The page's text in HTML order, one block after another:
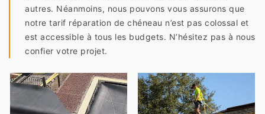
autres. Néanmoins, nous pouvons vous assurons que
notre tarif réparation de chéneau n’est pas colossal et
est accessible à tous les budgets. N’hésitez pas à nous
confier votre projet.